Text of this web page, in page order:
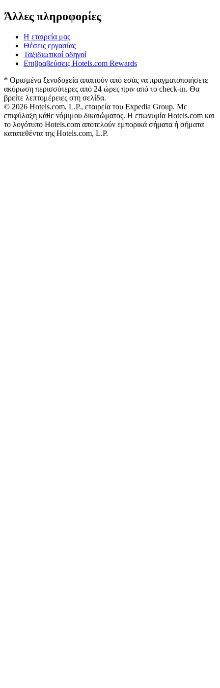
Άλλες πληροφορίες
Η εταιρεία μας
Θέσεις εργασίας
Ταξιδιωτικοί οδηγοί
Επιβραβεύσεις Hotels.com Rewards
* Ορισμένα ξενοδοχεία απαιτούν από εσάς να πραγματοποιήσετε
ακύρωση περισσότερες από 24 ώρες πριν από το check-in. Θα
βρείτε λεπτομέρειες στη σελίδα.
© 2026 Hotels.com, L.P., εταιρεία του Expedia Group. Με
επιφύλαξη κάθε νόμιμου δικαιώματος. Η επωνυμία Hotels.com και
το λογότυπο Hotels.com αποτελούν εμπορικά σήματα ή σήματα
κατατεθέντα της Hotels.com, L.P.